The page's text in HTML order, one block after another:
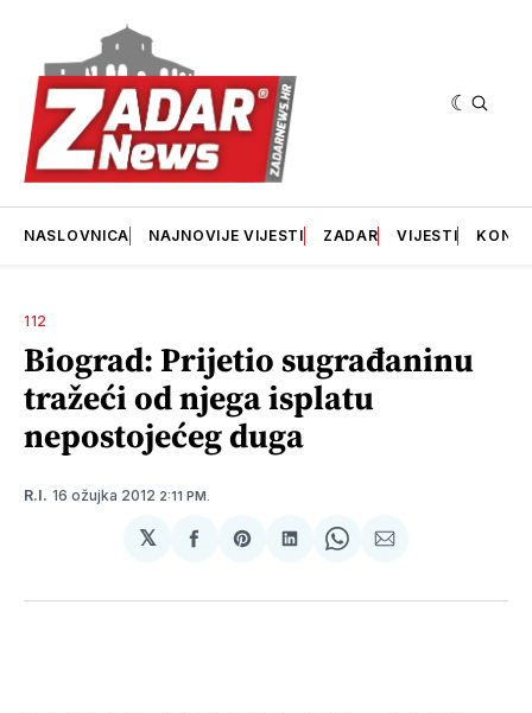
NASLOVNICA NAJNOVIJE VIJESTI ZADAR VIJESTI
112
Biograd: Prijetio sugrađaninu
tražeći od njega isplatu
nepostojećeg duga
R.I. 16 ožujka 2012 2:11 PM.
𝕏
podijeliSharepodijeliSharepodijeli